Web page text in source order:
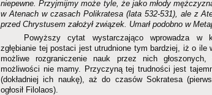
niepewne. Przyjmijmy może tyle, że jako młody
w Atenach w czasach Polikratesa (lata 532-531), ale z
przed Chrystusem założył związek. Umarł podobno w
Powyższy cytat wystarczająco wprowadza w
zgłębianie tej postaci jest utrudnione tym bardziej, iż o
możliwe rozgraniczenie nauk przez nich
możliwości nie mamy. Przyczyną tej trudności jest
(dokładniej ich naukę), aż do czasów Sokratesa
ogłosił Filolaos).